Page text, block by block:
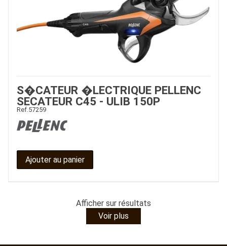
S�CATEUR �LECTRIQUE PELLENC
SECATEUR C45 - ULIB 150P
Ref.57259
Ajouter au panier
Afficher sur résultats
Voir plus